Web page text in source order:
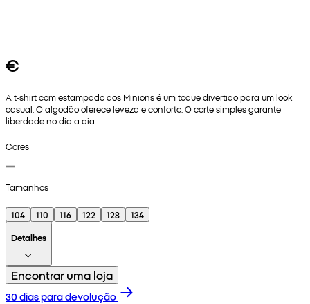
€
A t-shirt com estampado dos Minions é um toque divertido para um look
casual. O algodão oferece leveza e conforto. O corte simples garante
liberdade no dia a dia.
Cores
Tamanhos
104 110 116 122 128
134
Detalhes
Encontrar uma loja
30 dias para devolução